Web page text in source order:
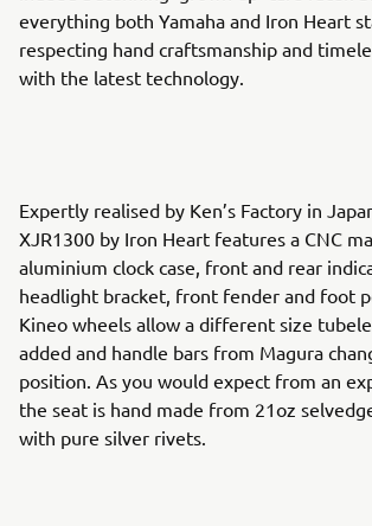
everything both Yamaha and Iron Heart
respecting hand craftsmanship and
with the latest technology.
Expertly realised by Ken’s Factory in
XJR1300 by Iron Heart features a CNC
aluminium clock case, front and rear
headlight bracket, front fender and foot
Kineo wheels allow a different size
added and handle bars from Magura
position. As you would expect from an
the seat is hand made from 21oz
with pure silver rivets.